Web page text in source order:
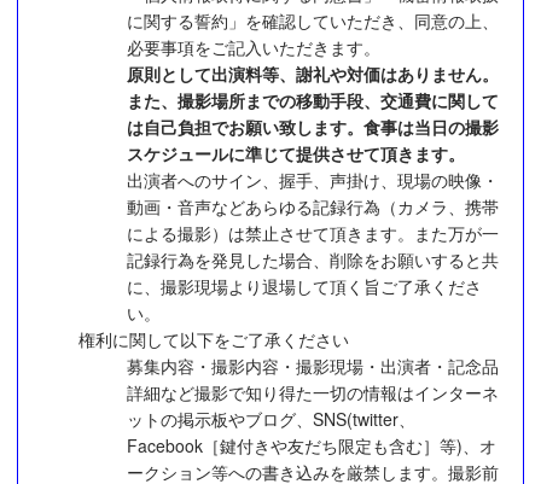
に関する誓約」を確認していただき、同意の上、
必要事項をご記入いただきます。
原則として出演料等、謝礼や対価はありません。
また、撮影場所までの移動手段、交通費に関して
は自己負担でお願い致します。食事は当日の撮影
スケジュールに準じて提供させて頂きます。
出演者へのサイン、握手、声掛け、現場の映像・
動画・音声などあらゆる記録行為（カメラ、携帯
による撮影）は禁止させて頂きます。また万が一
記録行為を発見した場合、削除をお願いすると共
に、撮影現場より退場して頂く旨ご了承くださ
い。
権利に関して以下をご了承ください
募集内容・撮影内容・撮影現場・出演者・記念品
詳細など撮影で知り得た一切の情報はインターネ
ットの掲示板やブログ、SNS(twitter、
Facebook［鍵付きや友だち限定も含む］等)、オ
ークション等への書き込みを厳禁します。撮影前